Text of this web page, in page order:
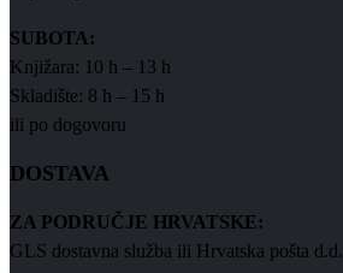
SUBOTA:
Knjižara: 10 h – 13 h
Skladište: 8 h – 15 h
ili po dogovoru
DOSTAVA
ZA PODRUČJE HRVATSKE:
GLS dostavna služba ili Hrvatska pošta d.d.